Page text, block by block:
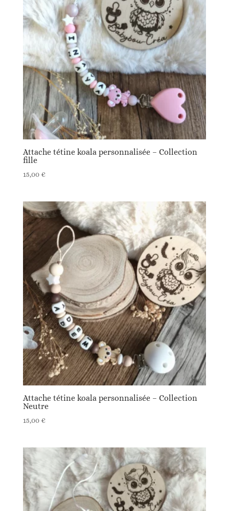
Attache tétine koala personnalisée – Collection
fille
15,00 €
Attache tétine koala personnalisée – Collection
Neutre
15,00 €